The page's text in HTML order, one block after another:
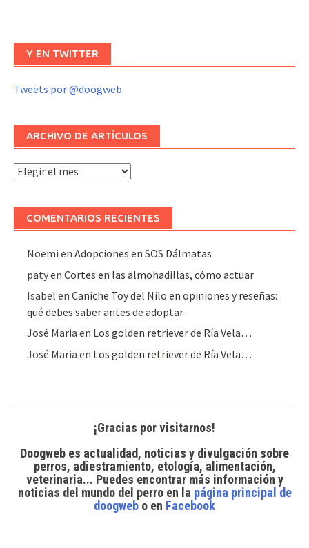
Y EN TWITTER
Tweets por @doogweb
ARCHIVO DE ARTÍCULOS
Archivo
artículos
COMENTARIOS RECIENTES
Noemi enAdopciones en SOS Dálmatas
patyenCortes en las almohadillas, cómo actuar
Isabel enCaniche Toy del Nilo en opiniones y reseñas:
qué debes saber antes de adoptar
José Maria en Los golden retriever de Ría Vela…
José Maria en Los golden retriever de Ría Vela…
¡Gracias por visitarnos!
Doogweb es actualidad, noticias y divulgación sobre
perros, adiestramiento, etología, alimentación,
veterinaria... Puedes encontrar más información y
noticias del mundo del perroen la página principal de
doogweb o en Facebook